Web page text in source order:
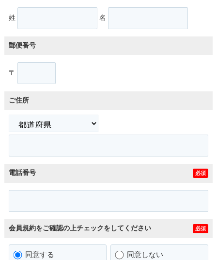
姓 名
郵便番号
〒
ご住所
電話番号 必須
会員規約をご確認の上チェックをしてください 必須
同意する 同意しない